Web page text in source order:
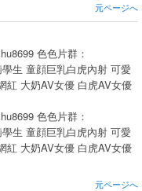
元ページへ
色色片群：
生 童顔巨乳白虎內射 可愛
紅 大奶AV女優 白虎AV女優
色色片群：
生 童顔巨乳白虎內射 可愛
紅 大奶AV女優 白虎AV女優
元ページへ